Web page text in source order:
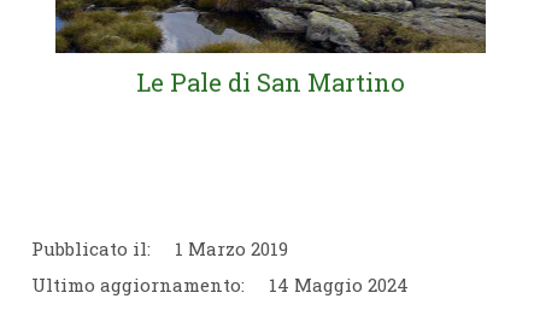
Le Pale di San Martino
Pubblicato il:
1 Marzo 2019
Ultimo aggiornamento:
14 Maggio 2024